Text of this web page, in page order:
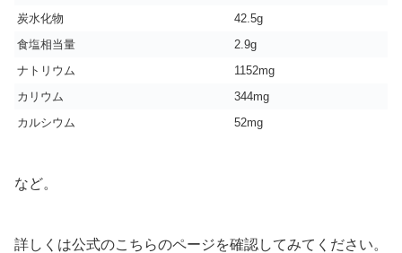
炭水化物
42.5g
食塩相当量
2.9g
ナトリウム
1152mg
カリウム
344mg
カルシウム
52mg
など。
詳しくは公式のこちらのページを確認してみてください。